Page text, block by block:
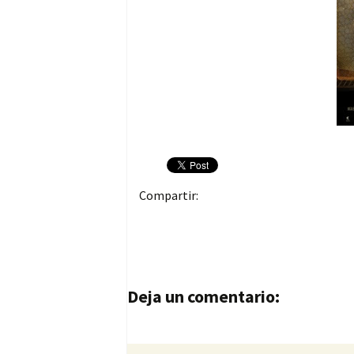
Compartir:
Navegación de
Deja un comentario: